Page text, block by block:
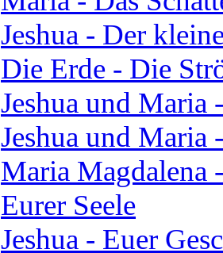
Jeshua - Der
Die Erde - Die
Jeshua und Maria
Jeshua und Maria
Maria Magdalena
Eurer Seele
Jeshua - Euer